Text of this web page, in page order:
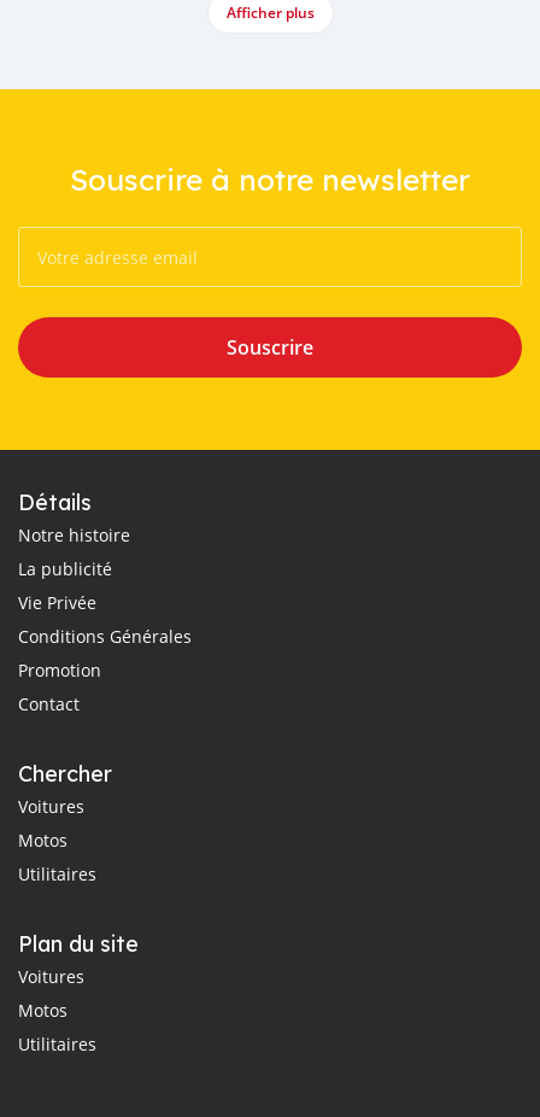
Afficher plus
Souscrire à notre newsletter
Souscrire
Détails
Notre histoire
La publicité
Vie Privée
Conditions Générales
Promotion
Contact
Chercher
Voitures
Motos
Utilitaires
Plan du site
Voitures
Motos
Utilitaires